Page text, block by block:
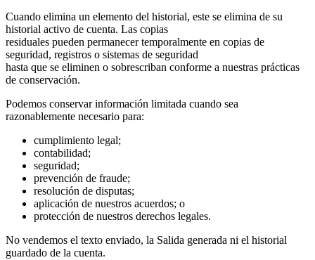
Cuando elimina un elemento del historial, este se elimina de su
historial activo de cuenta. Las copias
residuales pueden permanecer temporalmente en copias de
seguridad, registros o sistemas de seguridad
hasta que se eliminen o sobrescriban conforme a nuestras prácticas
de conservación.
Podemos conservar información limitada cuando sea
razonablemente necesario para:
cumplimiento legal;
contabilidad;
seguridad;
prevención de fraude;
resolución de disputas;
aplicación de nuestros acuerdos; o
protección de nuestros derechos legales.
No vendemos el texto enviado, la Salida generada ni el historial
guardado de la cuenta.